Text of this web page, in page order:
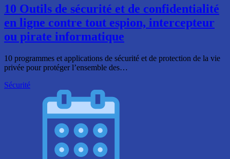
10 Outils de sécurité et de confidentialité
en ligne contre tout espion, intercepteur
ou pirate informatique
10 programmes et applications de sécurité et de protection de la vie
privée pour protéger l’ensemble des…
Sécurité